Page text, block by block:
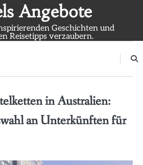
Angebote
Geschichten und
Reisetipps verzaubern.
in Australien:
an Unterkünften für